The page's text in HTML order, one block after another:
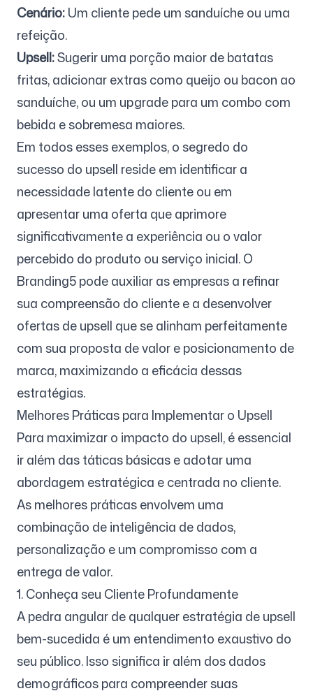
Cenário:Um cliente pede um sanduíche ou uma
refeição.
Upsell:Sugerir uma porção maior de batatas
fritas, adicionar extras como queijo ou bacon ao
sanduíche, ou um upgrade para um combo com
bebida e sobremesa maiores.
Em todos esses exemplos, o segredo do
sucesso do upsell reside em identificar a
necessidade latente do cliente ou em
apresentar uma oferta que aprimore
significativamente a experiência ou o valor
percebido do produto ou serviço inicial. O
Branding5 pode auxiliar as empresas a refinar
sua compreensão do cliente e a desenvolver
ofertas de upsell que se alinham perfeitamente
com sua proposta de valor e posicionamento de
marca, maximizando a eficácia dessas
estratégias.
Melhores Práticas para Implementar o Upsell
Para maximizar o impacto do upsell, é essencial
ir além das táticas básicas e adotar uma
abordagem estratégica e centrada no cliente.
As melhores práticas envolvem uma
combinação de inteligência de dados,
personalização e um compromisso com a
entrega de valor.
1. Conheça seu Cliente Profundamente
A pedra angular de qualquer estratégia de upsell
bem-sucedida é um entendimento exaustivo do
seu público. Isso significa ir além dos dados
demográficos para compreender suas